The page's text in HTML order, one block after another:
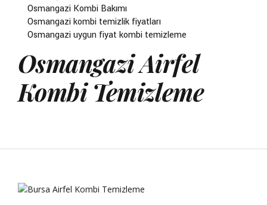
Osmangazi Kombi Bakımı
Osmangazi kombi temizlik fiyatları
Osmangazi uygun fiyat kombi temizleme
Osmangazi Airfel
Kombi Temizleme